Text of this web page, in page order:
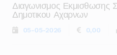
Διαγωνισμος Εκμισθωσης
Δημοτικου Αχαρνων
05-05-2026 0,00